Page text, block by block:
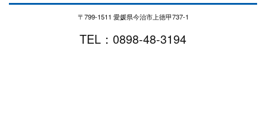
〒799-1511 愛媛県今治市上徳甲737-1
TEL：0898-48-3194